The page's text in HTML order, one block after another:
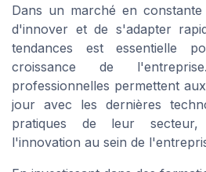
Dans un marché en
d'innover et de s'adapter
tendances est essentielle
croissance de
professionnelles permettent
jour avec les dernières
pratiques de leur
l'innovation au sein de